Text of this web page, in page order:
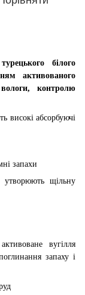
білого
активованого
контролю
високі абсорбуючі
запахи
щільну
вугілля
запаху і